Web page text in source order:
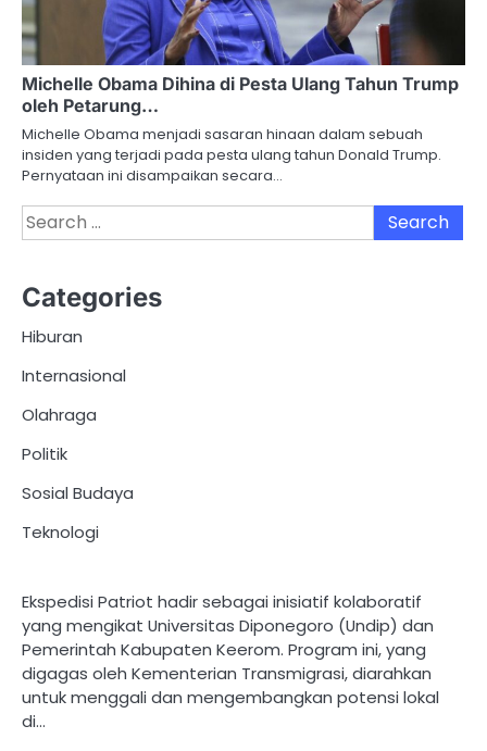
Michelle Obama Dihina di Pesta Ulang Tahun Trump
oleh Petarung…
Michelle Obama menjadi sasaran hinaan dalam sebuah
insiden yang terjadi pada pesta ulang tahun Donald Trump.
Pernyataan ini disampaikan secara…
Search
for:
Categories
Hiburan
Internasional
Olahraga
Politik
Sosial Budaya
Teknologi
Ekspedisi Patriot hadir sebagai inisiatif kolaboratif
yang mengikat Universitas Diponegoro (Undip) dan
Pemerintah Kabupaten Keerom. Program ini, yang
digagas oleh Kementerian Transmigrasi, diarahkan
untuk menggali dan mengembangkan potensi lokal
di…